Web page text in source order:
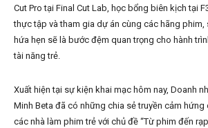
Cut Pro tại Final Cut Lab, học bổng biên kịch tại
thực tập và tham gia dự án cùng các hãng
hứa hẹn sẽ là bước đệm quan trọng cho hành
tài năng trẻ.
Xuất hiện tại sự kiện khai mạc hôm nay, Doanh
Minh Beta đã có những chia sẻ truyền cảm hứng
các nhà làm phim trẻ với chủ đề “Từ phim đến